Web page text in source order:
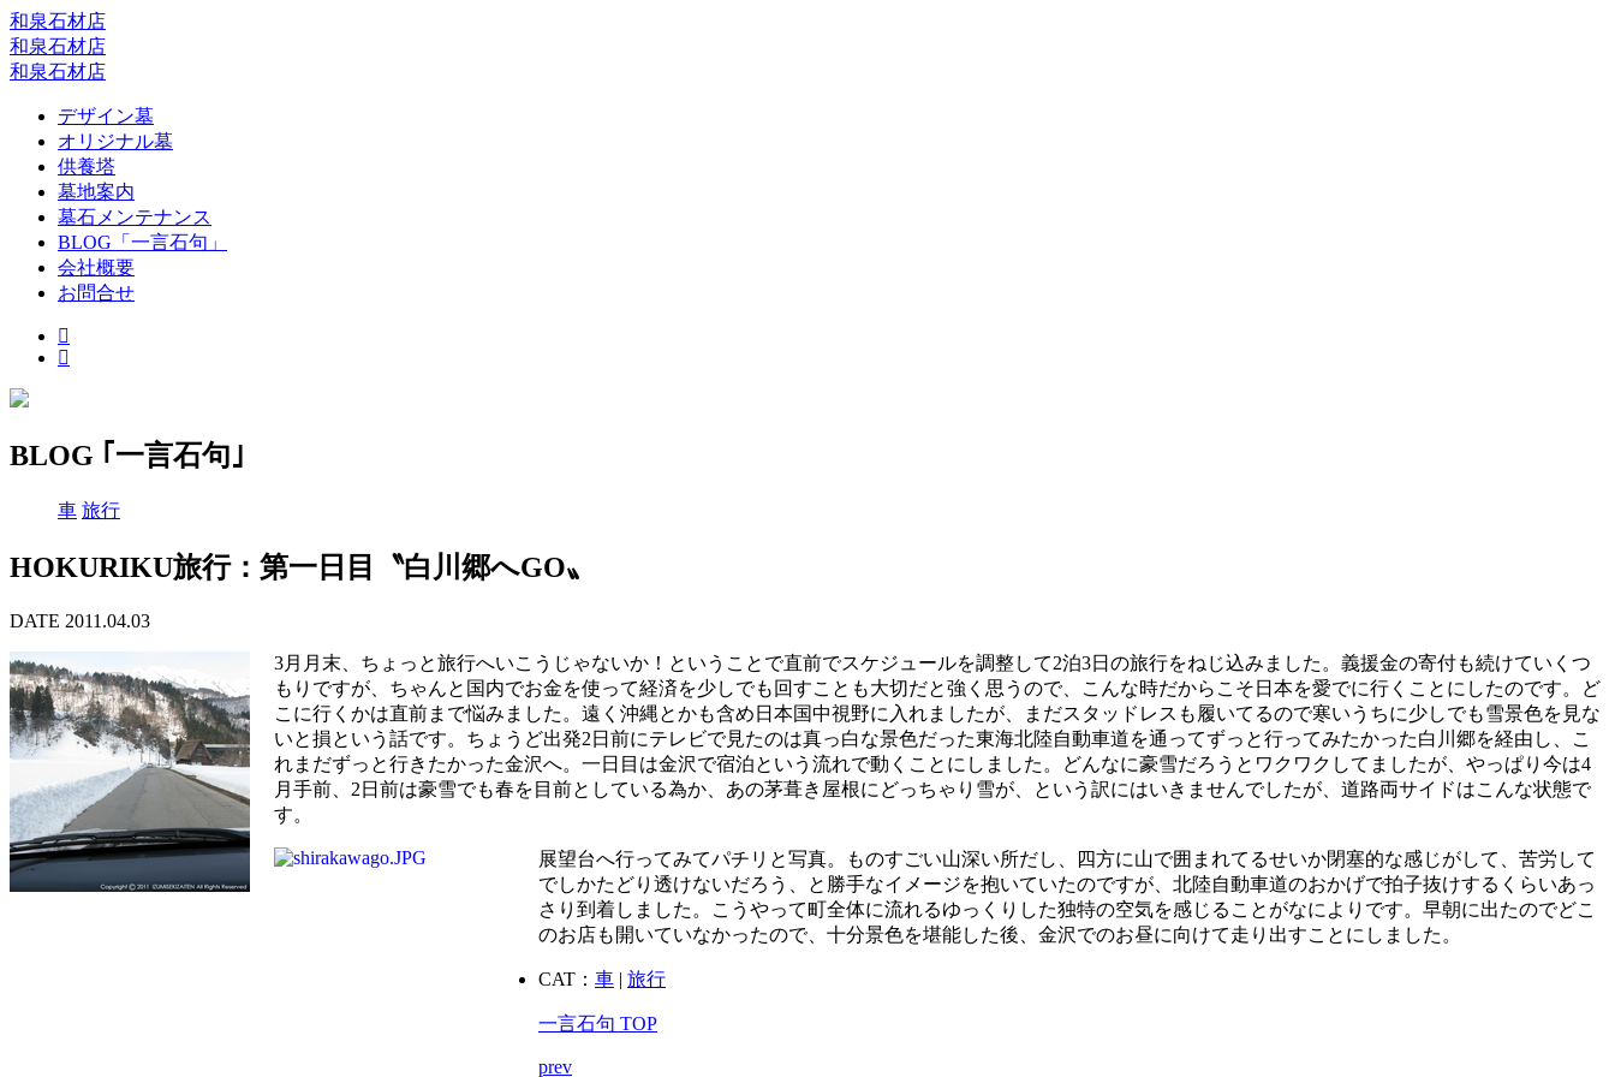
和泉石材店
和泉石材店
和泉石材店
デザイン墓
オリジナル墓
供養塔
墓地案内
墓石メンテナンス
BLOG「一言石句」
会社概要
お問合せ
BLOG ｢一言石句｣
車 旅行
HOKURIKU旅行：第一日目〝白川郷へGO〟
DATE 2011.04.03
3月月末、ちょっと旅行へいこうじゃないか！ということで直前でスケジュールを調整して2泊3日の旅行をねじ込みました。義援金の寄付も続けていくつ
もりですが、ちゃんと国内でお金を使って経済を少しでも回すことも大切だと強く思うので、こんな時だからこそ日本を愛でに行くことにしたのです。ど
こに行くかは直前まで悩みました。遠く沖縄とかも含め日本国中視野に入れましたが、まだスタッドレスも履いてるので寒いうちに少しでも雪景色を見な
いと損という話です。ちょうど出発2日前にテレビで見たのは真っ白な景色だった東海北陸自動車道を通ってずっと行ってみたかった白川郷を経由し、こ
れまだずっと行きたかった金沢へ。一日目は金沢で宿泊という流れで動くことにしました。どんなに豪雪だろうとワクワクしてましたが、やっぱり今は4
月手前、2日前は豪雪でも春を目前としている為か、あの茅葺き屋根にどっちゃり雪が、という訳にはいきませんでしたが、道路両サイドはこんな状態で
す。
展望台へ行ってみてパチリと写真。ものすごい山深い所だし、四方に山で囲まれてるせいか閉塞的な感じがして、苦労して
でしかたどり透けないだろう、と勝手なイメージを抱いていたのですが、北陸自動車道のおかげで拍子抜けするくらいあっ
さり到着しました。こうやって町全体に流れるゆっくりした独特の空気を感じることがなによりです。早朝に出たのでどこ
のお店も開いていなかったので、十分景色を堪能した後、金沢でのお昼に向けて走り出すことにしました。
CAT： 車 | 旅行
一言石句 TOP
prev